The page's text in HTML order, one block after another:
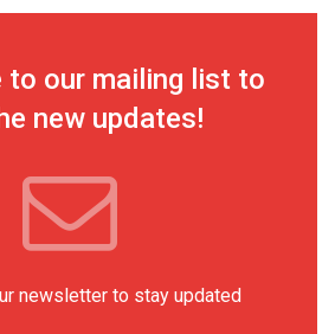
to our mailing list to
new updates!
newsletter to stay updated